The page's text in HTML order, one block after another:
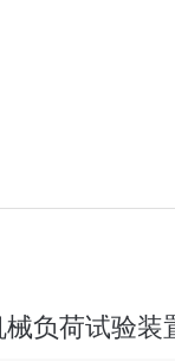
负荷试验装